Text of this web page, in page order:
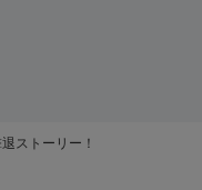
ストーリー！